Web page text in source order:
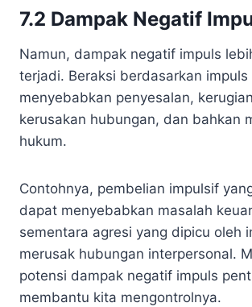
7.2 Dampak Negatif
Namun, dampak negatif impuls
terjadi. Beraksi berdasarkan
menyebabkan penyesalan,
kerusakan hubungan, dan bahkan
hukum.
Contohnya, pembelian impulsif
dapat menyebabkan masalah
sementara agresi yang dipicu oleh
merusak hubungan interpersonal.
potensi dampak negatif impuls
membantu kita mengontrolnya.